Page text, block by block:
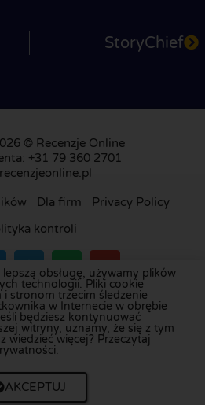
StoryChief
© Recenzje Online
+31 79 360 2701
Dla firm
Privacy Policy
kontroli
recenzji wHolandii,
,Niemczech,Belgii,
, Portugalii,Danii,Finlandii i
obsługę, używamy plików
technologii. Pliki cookie
i stronom trzecim śledzenie
w Internecie w obrębie
będziesz kontynuować
witryny, uznamy, że się z tym
wiedzieć więcej? Przeczytaj
AKCEPTUJ